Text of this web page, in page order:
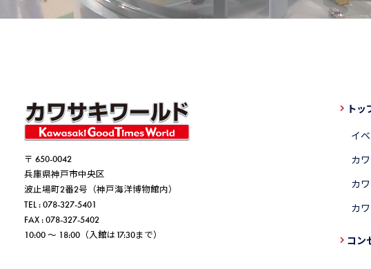
〒 650-0042
兵庫県神戸市中央区
波止場町2番2号（神戸海洋博物館内）
TEL : 078-327-5401
FAX : 078-327-5402
10:00 ～ 18:00（入館は17:30まで）
トッ
イ
カ
カ
カ
コン